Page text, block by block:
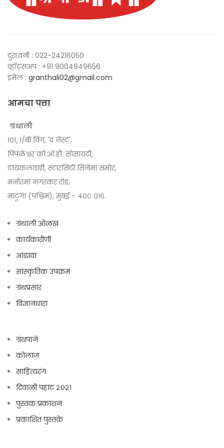
दुरध्वनी : 022-24216050
व्हॉट्सअप : +91 9004949656
इमेल : granthali02@gmail.com
आमचा पत्ता
ग्रंथाली
१०१, १/बी विंग, 'द नेस्ट',
पिंपळेश्वर को.ऑ.हौ. सोसायटी,
टायकलवाडी, स्टारसिटी सिनेमा समोर,
मनोरमा नगरकर रोड,
माटुंगा (पश्चिम), मुंबई - ४०० ०१६.
ग्रंथाली ओळख
कार्यकारीणी
आढावा
सांस्कृतिक उपक्रम
ग्रंथप्रसार
विज्ञानधारा
ग्रंथपाने
कोलाज
साहित्यरंग
दिवाळी पहाट २०२१
पुस्तक प्रकाशन
प्रकाशित पुस्तके